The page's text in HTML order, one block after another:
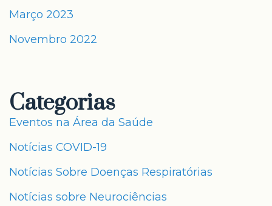
Março 2023
Novembro 2022
Categorias
Eventos na Área da Saúde
Notícias COVID-19
Notícias Sobre Doenças Respiratórias
Notícias sobre Neurociências